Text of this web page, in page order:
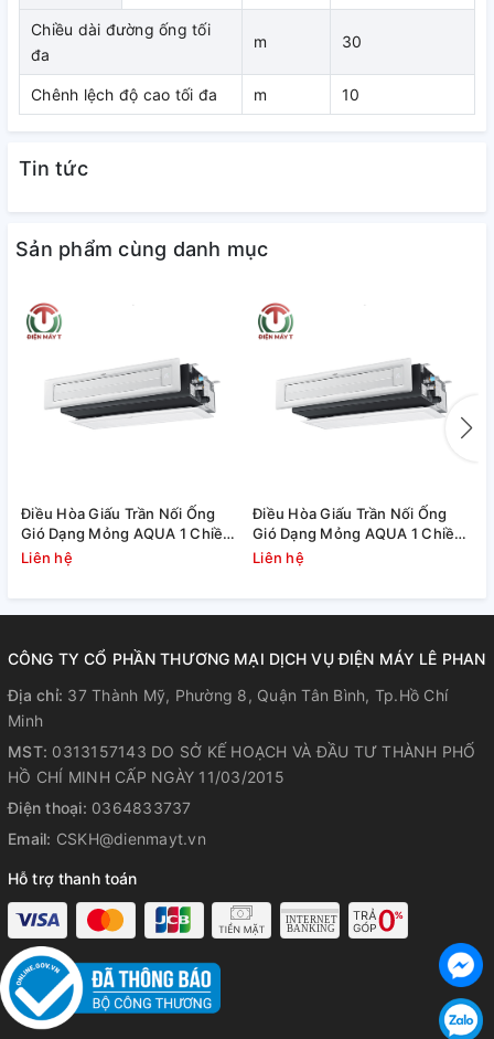
Chiều dài đường ống tối
đa
m 30
Chênh lệch độ cao tối đa m 10
Tin tức
Sản phẩm cùng danh mục
Điều Hòa Giấu Trần Nối Ống
Gió Dạng Mỏng AQUA 1 Chiều
Inverter 25.000 BTU
Liên hệ
Điều Hòa Giấu Trần Nối Ống
Gió Dạng Mỏng AQUA 1 Chiều
Inverter 18.000 BTU
Liên hệ
CÔNG TY CỔ PHẦN THƯƠNG MẠI DỊCH VỤ ĐIỆN MÁY LÊ PHAN
Địa chỉ: 37 Thành Mỹ, Phường 8, Quận Tân Bình, Tp.Hồ Chí
Minh
MST: 0313157143 DO SỞ KẾ HOẠCH VÀ ĐẦU TƯ THÀNH PHỐ
HỒ CHÍ MINH CẤP NGÀY 11/03/2015
Điện thoại: 0364833737
Email: CSKH@dienmayt.vn
Hỗ trợ thanh toán